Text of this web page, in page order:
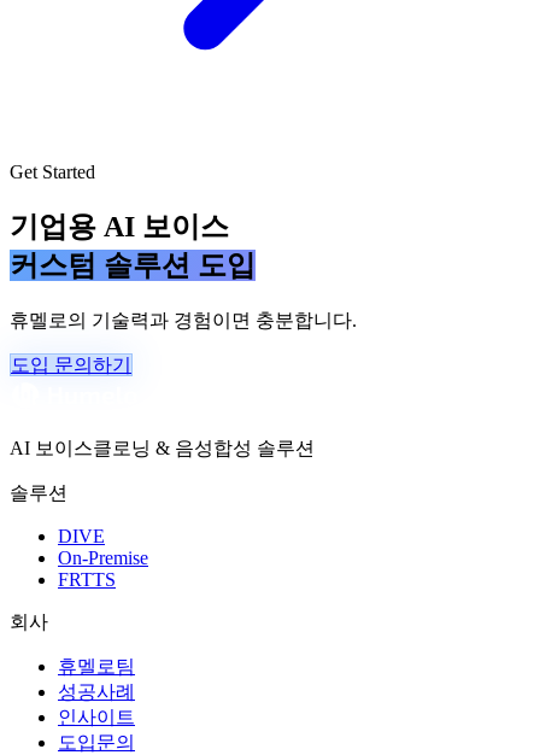
Get Started
기업용 AI 보이스
커스텀 솔루션 도입
휴멜로의 기술력과 경험이면 충분합니다.
도입 문의하기
AI 보이스클로닝 & 음성합성 솔루션
솔루션
DIVE
On-Premise
FRTTS
회사
휴멜로팀
성공사례
인사이트
도입문의